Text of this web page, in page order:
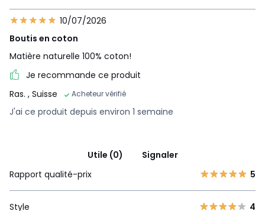
10/07/2026
Boutis en coton
Matière naturelle 100% coton!
Je recommande ce produit
Ras. , Suisse Acheteur vérifié
J'ai ce produit depuis environ 1 semaine
Utile (0)
Signaler
Rapport qualité-prix
5
Style 4